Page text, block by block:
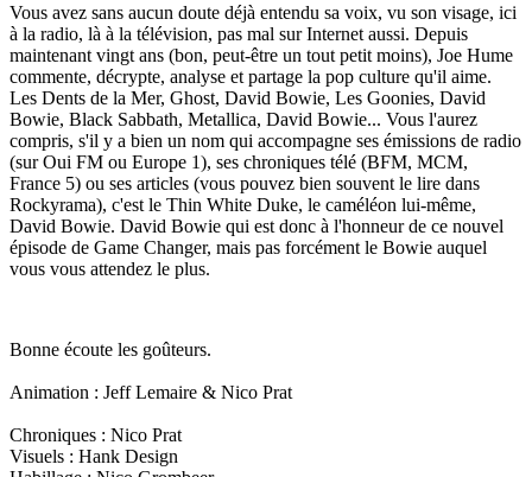
Vous avez sans aucun doute déjà entendu sa voix, vu son visage, ici
à la radio, là à la télévision, pas mal sur Internet aussi. Depuis
maintenant vingt ans (bon, peut-être un tout petit moins), Joe Hume
commente, décrypte, analyse et partage la pop culture qu'il aime.
Les Dents de la Mer, Ghost, David Bowie, Les Goonies, David
Bowie, Black Sabbath, Metallica, David Bowie... Vous l'aurez
compris, s'il y a bien un nom qui accompagne ses émissions de radio
(sur Oui FM ou Europe 1), ses chroniques télé (BFM, MCM,
France 5) ou ses articles (vous pouvez bien souvent le lire dans
Rockyrama), c'est le Thin White Duke, le caméléon lui-même,
David Bowie. David Bowie qui est donc à l'honneur de ce nouvel
épisode de Game Changer, mais pas forcément le Bowie auquel
vous vous attendez le plus.
Bonne écoute les goûteurs.
Animation : Jeff Lemaire & Nico Prat
Chroniques : Nico Prat
Visuels : Hank Design